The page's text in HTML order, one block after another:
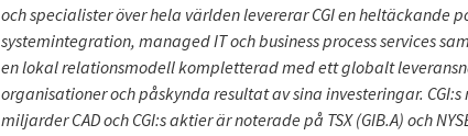
och specialister över hela världen levererar CGI en
systemintegration, managed IT och business process services
en lokal relationsmodell kompletterad med ett globalt
organisationer och påskynda resultat av sina investeringar.
miljarder CAD och CGI:s aktier är noterade på TSX (GIB.A) och